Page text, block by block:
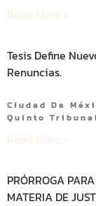
Read More »
Tesis Define
Renuncias.
Ciudad De
Quinto
Read More »
PRÓRROGA
MATERIA DE